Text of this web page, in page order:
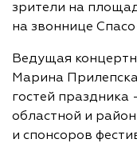
зрители на
на звоннице
Ведущая
Марина
гостей
областной и
и спонсоров